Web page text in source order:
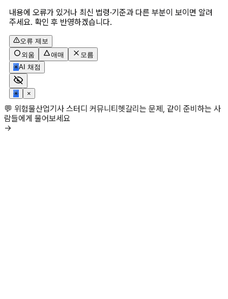
내용에 오류가 있거나 최신 법령·기준과 다른 부분이 보이면 알려
주세요. 확인 후 반영하겠습니다.
오류 제보
외움
애매
모름
✳AI 채점
✳ ×
💬 위험물산업기사 스터디 커뮤니티헷갈리는 문제, 같이 준비하는 사
람들에게 물어보세요
→